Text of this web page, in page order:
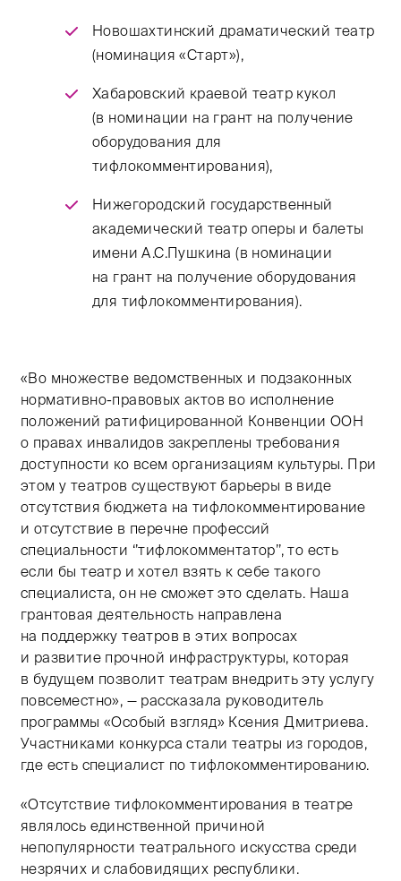
Новошахтинский драматический театр
(номинация «Старт»),
Хабаровский краевой театр кукол
(в номинации на грант на получение
оборудования для
тифлокомментирования),
Нижегородский государственный
академический театр оперы и балеты
имени А.С.Пушкина (в номинации
на грант на получение оборудования
для тифлокомментирования).
«Во множестве ведомственных и подзаконных
нормативно-правовых актов во исполнение
положений ратифицированной Конвенции ООН
о правах инвалидов закреплены требования
доступности ко всем организациям культуры. При
этом у театров существуют барьеры в виде
отсутствия бюджета на тифлокомментирование
и отсутствие в перечне профессий
специальности ‘’тифлокомментатор’’, то есть
если бы театр и хотел взять к себе такого
специалиста, он не сможет это сделать. Наша
грантовая деятельность направлена
на поддержку театров в этих вопросах
и развитие прочной инфраструктуры, которая
в будущем позволит театрам внедрить эту услугу
повсеместно», — рассказала руководитель
программы «Особый взгляд» Ксения Дмитриева.
Участниками конкурса стали театры из городов,
где есть специалист по тифлокомментированию.
«Отсутствие тифлокомментирования в театре
являлось единственной причиной
непопулярности театрального искусства среди
незрячих и слабовидящих республики.